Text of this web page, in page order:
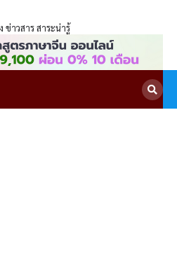
ข่าวสาร สาระน่ารู้